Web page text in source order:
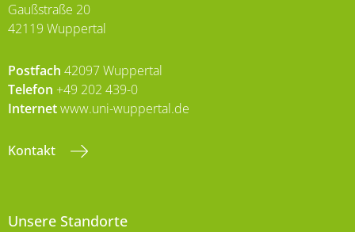
Gaußstraße 20
42119 Wuppertal
Postfach 42097 Wuppertal
Telefon +49 202 439-0
Internetwww.uni-wuppertal.de
Kontakt
Unsere Standorte